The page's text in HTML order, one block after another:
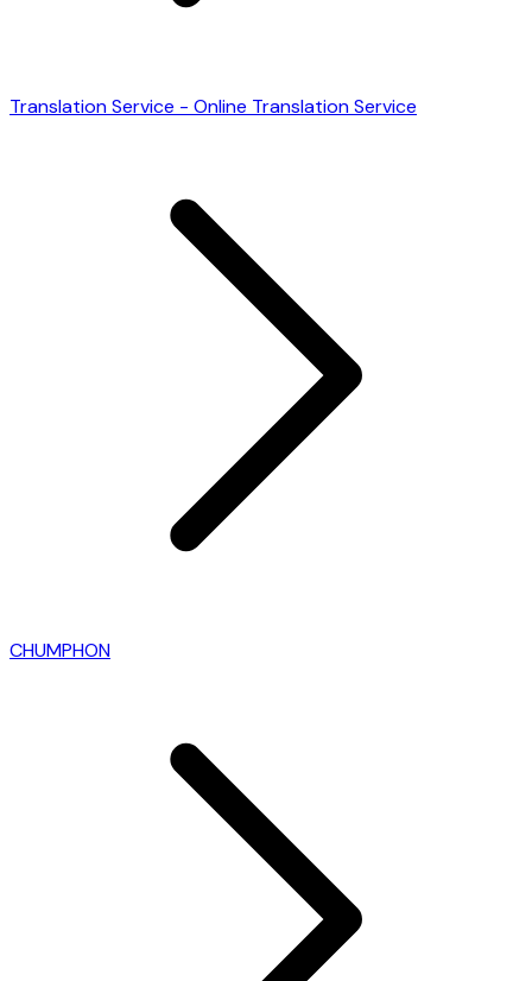
Translation Service - Online Translation Service
CHUMPHON